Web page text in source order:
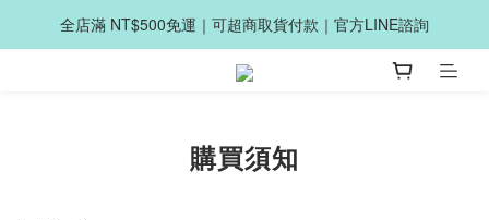
全店滿 NT$500免運｜可超商取貨付款｜官方LINE諮詢
購買須知